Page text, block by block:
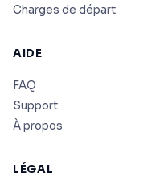
Charges de départ
AIDE
FAQ
Support
À propos
LÉGAL